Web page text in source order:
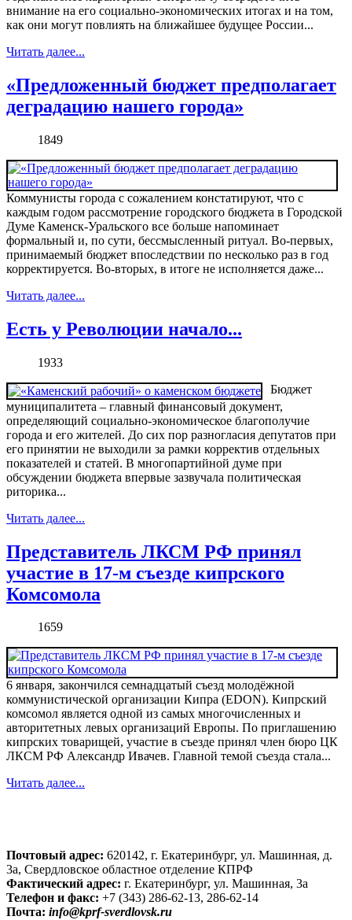
внимание на его социально-экономических итогах и на том,
как они могут повлиять на ближайшее будущее России...
Читать далее...
«Предложенный бюджет предполагает
деградацию нашего города»
1849
Коммунисты города с сожалением констатируют, что с
каждым годом рассмотрение городского бюджета в Городской
Думе Каменск-Уральского все больше напоминает
формальный и, по сути, бессмысленный ритуал. Во-первых,
принимаемый бюджет впоследствии по несколько раз в год
корректируется. Во-вторых, в итоге не исполняется даже...
Читать далее...
Есть у Революции начало...
1933
Бюджет
муниципалитета – главный финансовый документ,
определяющий социально-экономическое благополучие
города и его жителей. До сих пор разногласия депутатов при
его принятии не выходили за рамки корректив отдельных
показателей и статей. В многопартийной думе при
обсуждении бюджета впервые зазвучала политическая
риторика...
Читать далее...
Представитель ЛКСМ РФ принял
участие в 17-м съезде кипрского
Комсомола
1659
6 января, закончился семнадцатый съезд молодёжной
коммунистической организации Кипра (EDON). Кипрский
комсомол является одной из самых многочисленных и
авторитетных левых организаций Европы. По приглашению
кипрских товарищей, участие в съезде принял член бюро ЦК
ЛКСМ РФ Александр Ивачев. Главной темой съезда стала...
Читать далее...
Почтовый адрес: 620142, г. Екатеринбург, ул. Машинная, д.
3а, Свердловское областное отделение КПРФ
Фактический адрес: г. Екатеринбург, ул. Машинная, 3а
Телефон и факс: +7 (343) 286-62-13, 286-62-14
Почта: info@kprf-sverdlovsk.ru